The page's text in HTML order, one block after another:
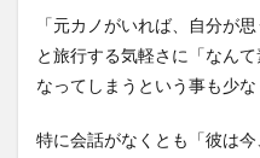
「元カノがいれば、自分が
と旅行する気軽さに「なん
なってしまうという事も少な
特に会話がなくとも「彼は